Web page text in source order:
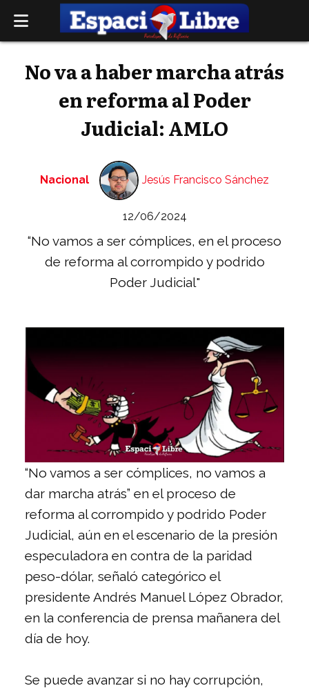
No va a haber marcha atrás
en reforma al Poder
Judicial: AMLO
“No vamos a ser cómplices, en el proceso
de reforma al corrompido y podrido
Poder Judicial"
Nacional
12/06/2024
Jesús Francisco Sánchez
“No vamos a ser cómplices, no vamos a
dar marcha atrás” en el proceso de
reforma al corrompido y podrido Poder
Judicial, aún en el escenario de la presión
especuladora en contra de la paridad
peso-dólar, señaló categórico el
presidente Andrés Manuel López Obrador,
en la conferencia de prensa mañanera del
día de hoy.
Se puede avanzar si no hay corrupción,